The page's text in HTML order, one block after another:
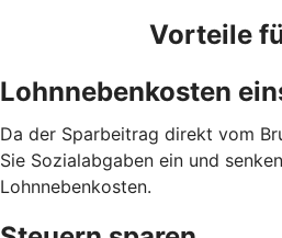
Vorteile
Lohnnebenkosten
Da der Sparbeitrag direkt vom
Sie Sozialabgaben ein und
Lohnnebenkosten.